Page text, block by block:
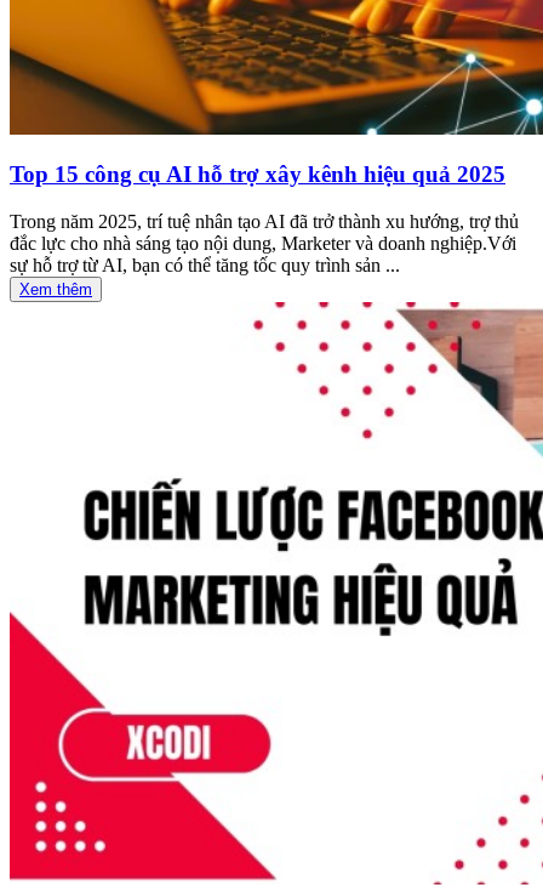
Top 15 công cụ AI hỗ trợ xây kênh hiệu quả 2025
Trong năm 2025, trí tuệ nhân tạo AI đã trở thành xu hướng, trợ thủ
đắc lực cho nhà sáng tạo nội dung, Marketer và doanh nghiệp.Với
sự hỗ trợ từ AI, bạn có thể tăng tốc quy trình sản ...
Xem thêm